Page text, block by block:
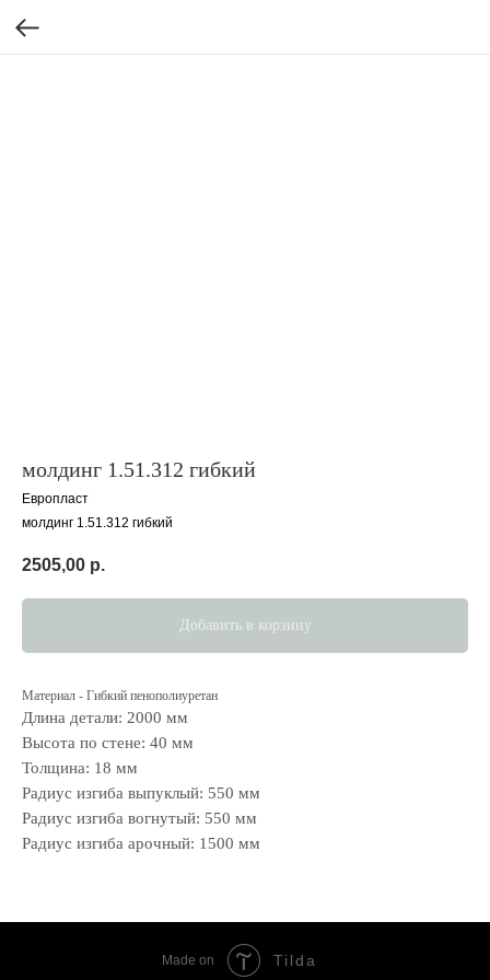
молдинг 1.51.312 гибкий
Европласт
молдинг 1.51.312 гибкий
2505,00 р.
Добавить в корзину
Материал - Гибкий пенополиуретан
Длина детали: 2000 мм
Высота по стене: 40 мм
Толщина: 18 мм
Радиус изгиба выпуклый: 550 мм
Радиус изгиба вогнутый: 550 мм
Радиус изгиба арочный: 1500 мм
Made on Tilda